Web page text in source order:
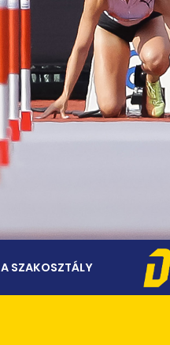
A SZAKOSZTÁLY